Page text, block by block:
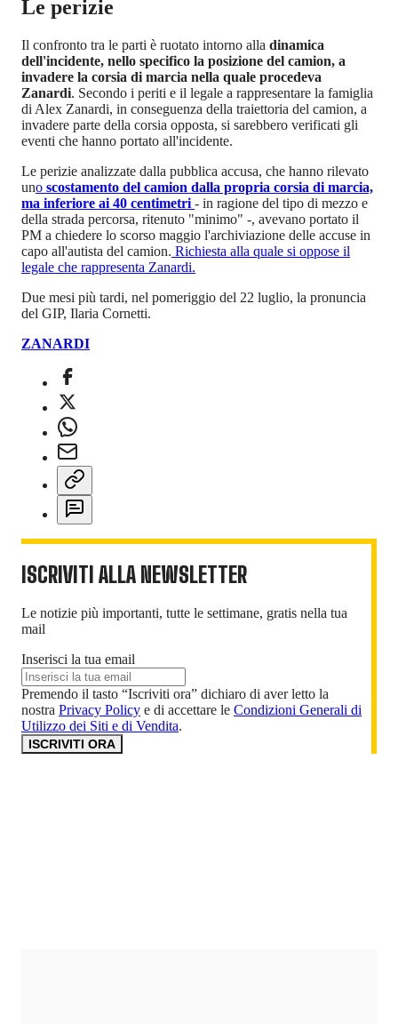
Le perizie
Il confronto tra le parti è ruotato intorno alla dinamica
dell'incidente, nello specifico la posizione del camion, a
invadere la corsia di marcia nella quale procedeva
Zanardi. Secondo i periti e il legale a rappresentare la famiglia
di Alex Zanardi, in conseguenza della traiettoria del camion, a
invadere parte della corsia opposta, si sarebbero verificati gli
eventi che hanno portato all'incidente.
Le perizie analizzate dalla pubblica accusa, che hanno rilevato
uno scostamento del camion dalla propria corsia di marcia,
ma inferiore ai 40 centimetri - in ragione del tipo di mezzo e
della strada percorsa, ritenuto "minimo" -, avevano portato il
PM a chiedere lo scorso maggio l'archiviazione delle accuse in
capo all'autista del camion. Richiesta alla quale si oppose il
legale che rappresenta Zanardi.
Due mesi più tardi, nel pomeriggio del 22 luglio, la pronuncia
del GIP, Ilaria Cornetti.
ZANARDI
ISCRIVITI ALLA NEWSLETTER
Le notizie più importanti, tutte le settimane, gratis nella tua
mail
Inserisci la tua email
Premendo il tasto “Iscriviti ora” dichiaro di aver letto la
nostra Privacy Policy e di accettare le Condizioni Generali di
Utilizzo dei Siti e di Vendita.
ISCRIVITI ORA